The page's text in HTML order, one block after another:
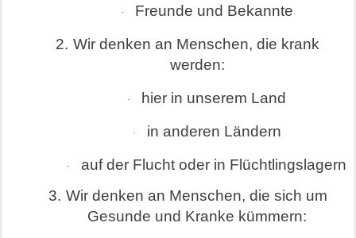
·
Freunde und Bekannte
2. Wir denken an Menschen, die krank
werden:
· hier in unserem Land
· in anderen Ländern
·
auf der Flucht oder in Flüchtlingslagern
3. Wir denken an Menschen, die sich um
Gesunde und Kranke kümmern: